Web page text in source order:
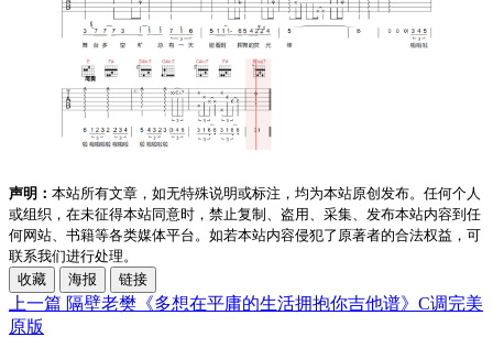
声明： 本站所有文章，如无特殊说明或标注，均为本站原创发布。任何个人
或组织，在未征得本站同意时，禁止复制、盗用、采集、发布本站内容到任
何网站、书籍等各类媒体平台。如若本站内容侵犯了原著者的合法权益，可
联系我们进行处理。
收藏
海报 链接
上一篇 隔壁老樊《多想在平庸的生活拥抱你吉他谱》C调完美
原版